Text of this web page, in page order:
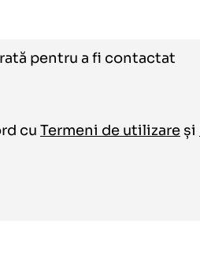
pentru a fi contactat
cu Termeni de utilizare și